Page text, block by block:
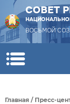
СОВЕТ
ВОСЬМОЙ
Главная / Пресс-